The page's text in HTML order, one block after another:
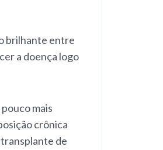
brilhante entre
a doença logo
mais
crônica
de